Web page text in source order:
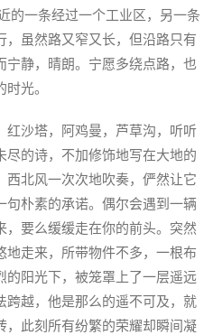
的一条经过一个工业区，另一条
虽然路又窄又长，但沿路只有
静，晴朗。宁愿多绕点路，也
光。
红沙塔，阿鸡曼，芦草沟，听听
的诗，不加修饰地写在大地的
北风一次次地吹奏，俨然让它
朴素的承诺。偶尔会遇到一辆
要么缓缓走在你的前头。突然
走来，所带物件不多，一根布
阳光下，被笼罩上了一层遥远
跨越，他是那么的遥不可及，就
此刻所有纷繁的荣耀却瞬间凝